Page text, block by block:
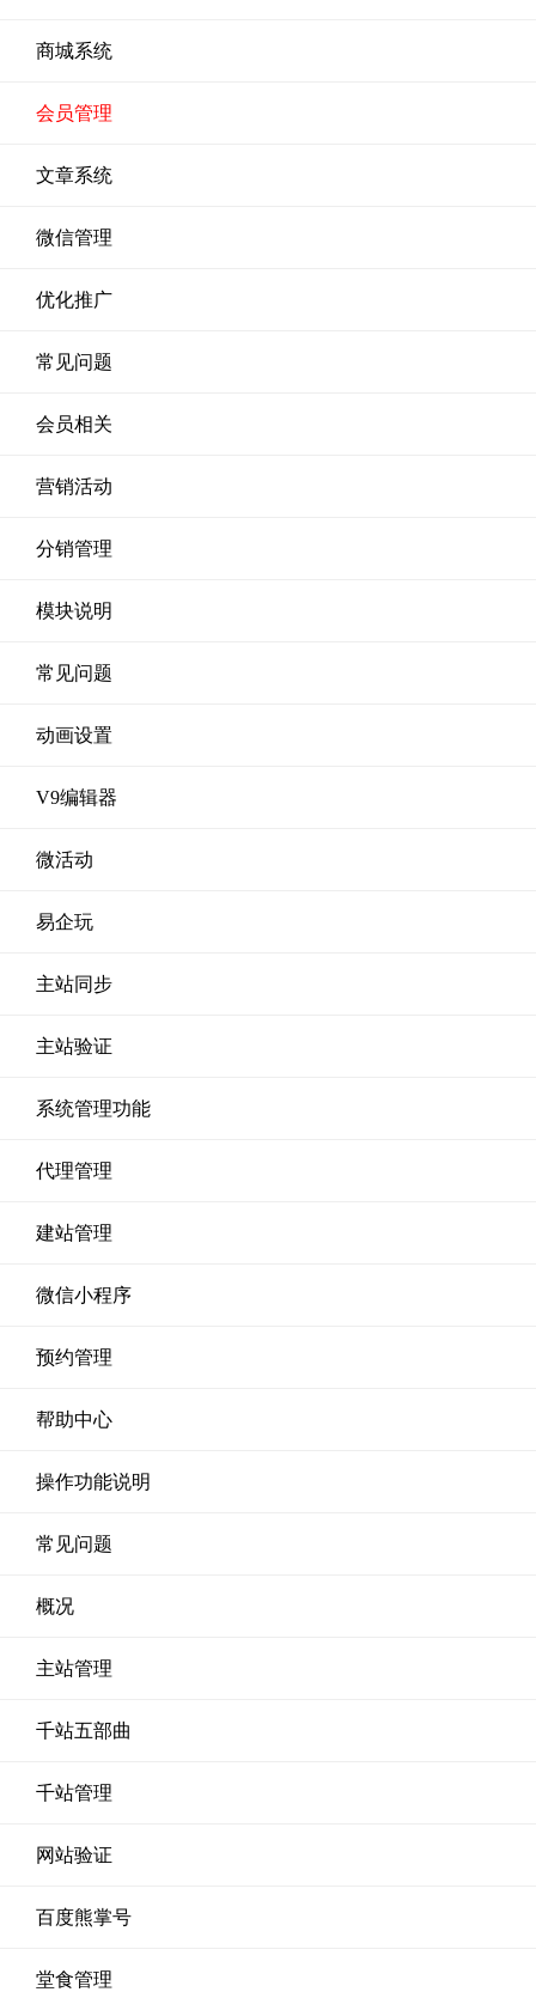
商城系统
会员管理
文章系统
微信管理
优化推广
常见问题
会员相关
营销活动
分销管理
模块说明
常见问题
动画设置
V9编辑器
微活动
易企玩
主站同步
主站验证
系统管理功能
代理管理
建站管理
微信小程序
预约管理
帮助中心
操作功能说明
常见问题
概况
主站管理
千站五部曲
千站管理
网站验证
百度熊掌号
堂食管理